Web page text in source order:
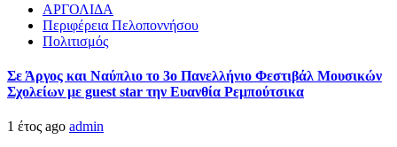
ΑΡΓΟΛΙΔΑ
Περιφέρεια Πελοποννήσου
Πολιτισμός
Σε Άργος και Ναύπλιο το 3ο Πανελλήνιο Φεστιβάλ Μουσικών
Σχολείων με guest star την Ευανθία Ρεμπούτσικα
1 έτος ago admin